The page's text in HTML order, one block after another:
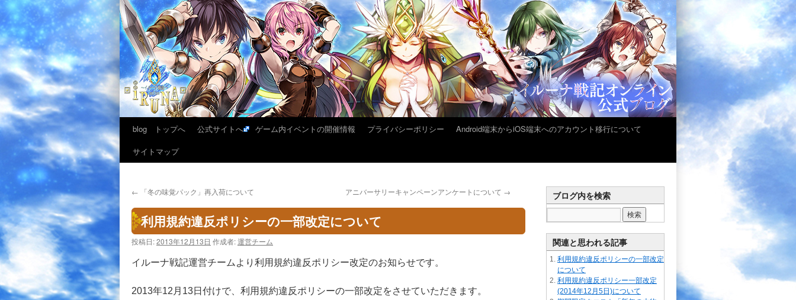
blog トップへ 公式サイトへ ゲーム内イベントの開催情報 プライバシーポリシー
Android端末からiOS端末へのアカウント移行について
サイトマップ
← 「冬の味覚パック」再入荷について アニバーサリーキャンペーンアンケートについて →
利用規約違反ポリシーの一部改定について
投稿日:2013年12月13日 作成者:運営チーム
イルーナ戦記運営チームより利用規約違反ポリシー改定のお知らせです。
2013年12月13日付けで、利用規約違反ポリシーの一部改定をさせていただきます。
ブログ内を検索
関連と思われる記事
利用規約違反ポリシーの一部改定
について
利用規約違反ポリシー一部改定
(2014年12月5日)について